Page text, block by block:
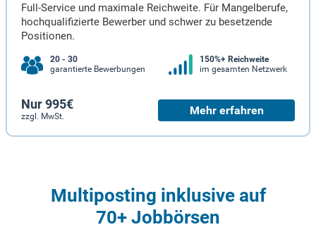
Full-Service und maximale Reichweite. Für Mangelberufe,
hochqualifizierte Bewerber und schwer zu besetzende
Positionen.
20 - 30
garantierte Bewerbungen
150%+ Reichweite
im gesamten Netzwerk
Nur 995€
zzgl. MwSt. Mehr erfahren
Multiposting inklusive auf
70+ Jobbörsen